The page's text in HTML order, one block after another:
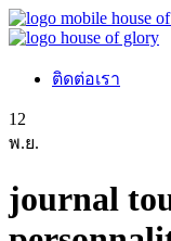
ติดต่อเรา
12
พ.ย.
journal